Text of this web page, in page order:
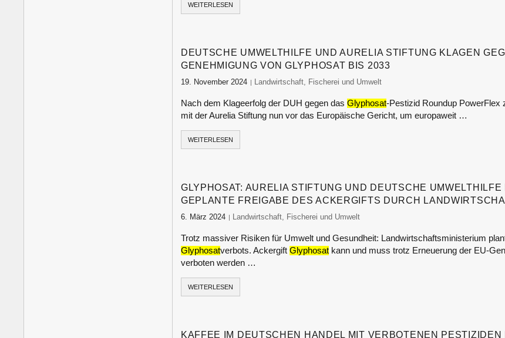
WEITERLESEN
DEUTSCHE UMWELTHILFE UND AURELIA STIFTUNG KLAGEN
GENEHMIGUNG VON GLYPHOSAT BIS 2033
19. November 2024 food-monitor
Landwirtschaft, Fischerei und Umwelt
Nach dem Klageerfolg der DUH gegen das Glyphosat-Pestizid Roundup PowerFlex
mit der Aurelia Stiftung nun vor das Europäische Gericht, um europaweit …
WEITERLESEN
GLYPHOSAT: AURELIA STIFTUNG UND DEUTSCHE UMWELTHILFE
GEPLANTE FREIGABE DES ACKERGIFTS DURCH
6. März 2024 food-monitor
Landwirtschaft, Fischerei und Umwelt
Trotz massiver Risiken für Umwelt und Gesundheit: Landwirtschaftsministerium
Glyphosatverbots. Ackergift Glyphosatkann und muss trotz Erneuerung der EU-
verboten werden …
WEITERLESEN
KAFFEE IM DEUTSCHEN HANDEL MIT VERBOTENEN PESTIZIDEN